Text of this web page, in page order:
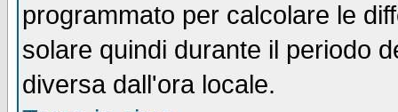
programmato per calcolare le
solare quindi durante il periodo
diversa dall'ora locale.